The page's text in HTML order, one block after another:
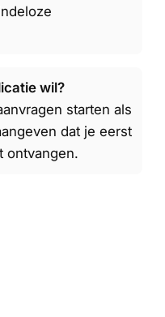
wil?
starten als
dat je eerst
ontvangen.